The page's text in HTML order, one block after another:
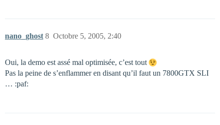
nano_ghost Octobre 5, 2005, 2:40
8
Oui, la demo est assé mal optimisée, c’est tout
Pas la peine de s’enflammer en disant qu’il faut un 7800GTX SLI
… :paf: